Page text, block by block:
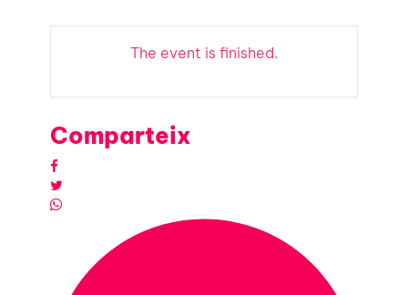
The event is finished.
Comparteix